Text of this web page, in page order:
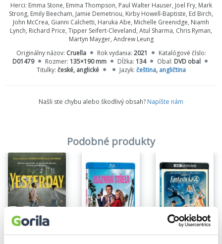
Herci: Emma Stone, Emma Thompson, Paul Walter Hauser, Joel Fry, Mark
Strong, Emily Beecham, Jamie Demetriou, Kirby Howell-Baptiste, Ed Birch,
John McCrea, Gianni Calchetti, Haruka Abe, Michelle Greenidge, Niamh
Lynch, Richard Price, Tipper Seifert-Cleveland, Atul Sharma, Chris Ryman,
Martyn Mayger, Andrew Leung
Originálny názov: Cruella Rok vydania: 2021
Katalógové číslo:
D01479
Rozmer: 135×190 mm Dĺžka: 134 Obal: DVD obal
Titulky: české, anglické Jazyk: čeština, angličtina
Našli ste chybu alebo škodlivý obsah? Napíšte nám
Podobné produkty
Na sklade